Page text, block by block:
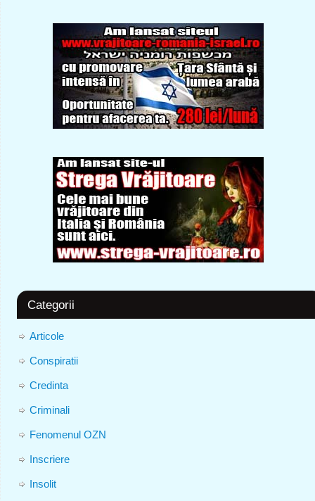
Categorii
Articole
Conspiratii
Credinta
Criminali
Fenomenul OZN
Inscriere
Insolit